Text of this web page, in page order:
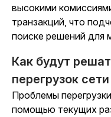
высокими
транзакций, что
поиске решений для
Как будут
перегрузок сети
Проблемы
помощью текущих